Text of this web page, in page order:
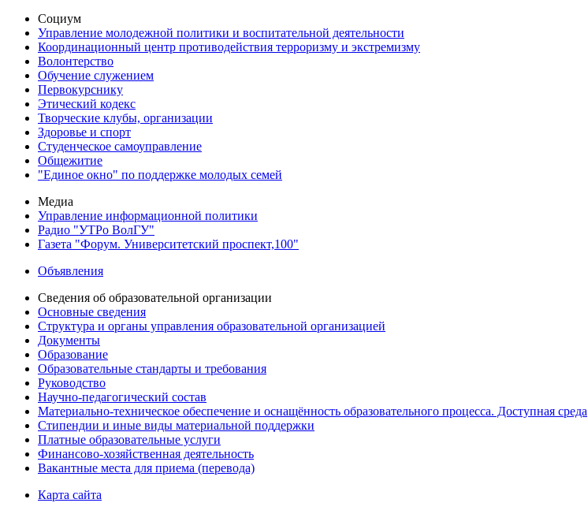
Социум
Управление молодежной политики и воспитательной деятельности
Координационный центр противодействия терроризму и экстремизму
Волонтерство
Обучение служением
Первокурснику
Этический кодекс
Творческие клубы, организации
Здоровье и спорт
Студенческое самоуправление
Общежитие
"Единое окно" по поддержке молодых семей
Медиа
Управление информационной политики
Радио "УТРо ВолГУ"
Газета "Форум. Университетский проспект,100"
Объявления
Сведения об образовательной организации
Основные сведения
Структура и органы управления образовательной организацией
Документы
Образование
Образовательные стандарты и требования
Руководство
Научно-педагогический состав
Материально-техническое обеспечение и оснащённость образовательного процесса. Доступная среда
Стипендии и иные виды материальной поддержки
Платные образовательные услуги
Финансово-хозяйственная деятельность
Вакантные места для приема (перевода)
Карта сайта